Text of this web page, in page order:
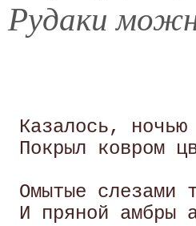
Рудаки
Казалось,
Покрыл ковром
Омытые слезами
И пряной амбры